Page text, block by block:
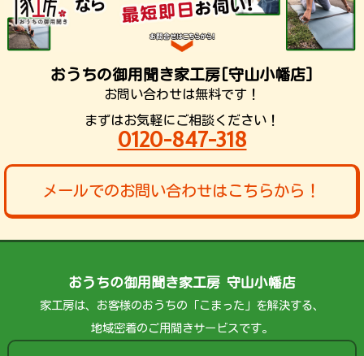
おうちの御用聞き家工房[守山小幡店]
お問い合わせは無料です！
まずはお気軽にご相談ください！
0120-847-318
メールでのお問い合わせはこちらから！
おうちの御用聞き家工房 守山小幡店
家工房は、お客様のおうちの「こまった」を解決する、
地域密着のご用聞きサービスです。